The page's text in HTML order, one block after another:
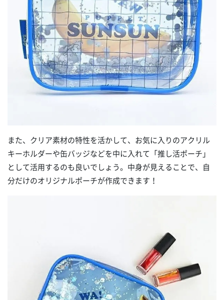
また、クリア素材の特性を活かして、お気に入りのアクリル
キーホルダーや缶バッジなどを中に入れて「推し活ポーチ」
として活用するのも良いでしょう。中身が見えることで、自
分だけのオリジナルポーチが作成できます！